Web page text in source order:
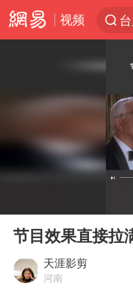
视频
Play
节目效果直接拉
天涯影剪
河南